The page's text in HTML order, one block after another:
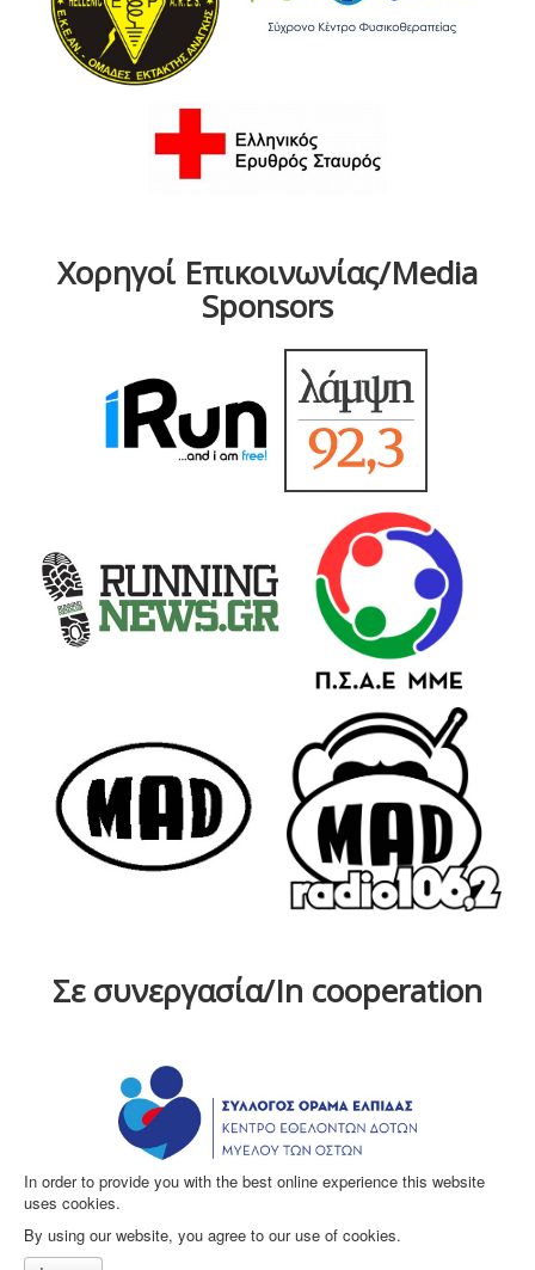
Χορηγοί Επικοινωνίας/Media
Sponsors
Σε συνεργασία/In cooperation
In order to provide you with the best online experience this website
uses cookies.
By using our website, you agree to our use of cookies.